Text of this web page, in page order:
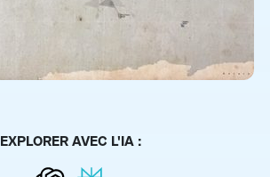
EXPLORER AVEC L'IA :